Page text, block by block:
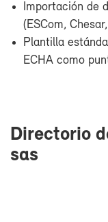
Im­por­ta­ción de
(ES­Com,
Plan­ti­lla
ECHA co­mo
Di­rec­to­rio
sas